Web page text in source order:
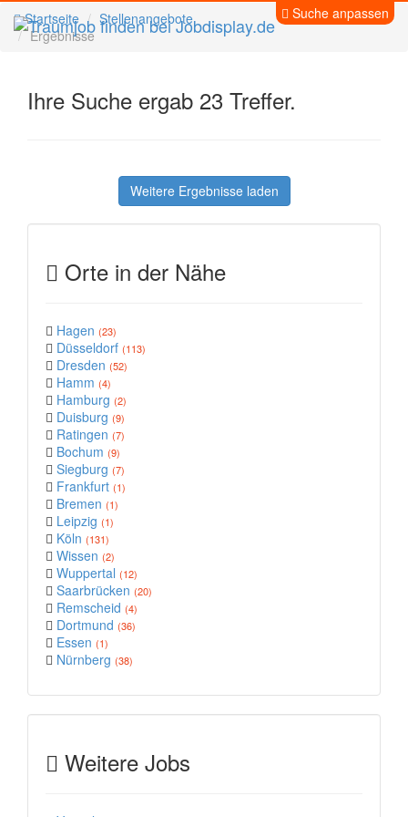
Suche anpassen
Startseite
Stellenangebote
Ergebnisse
Ihre Suche ergab 23 Treffer.
Weitere Ergebnisse laden
Orte in der Nähe
Hagen (23)
Düsseldorf (113)
Dresden (52)
Hamm (4)
Hamburg (2)
Duisburg (9)
Ratingen (7)
Bochum (9)
Siegburg (7)
Frankfurt (1)
Bremen (1)
Leipzig (1)
Köln (131)
Wissen (2)
Wuppertal (12)
Saarbrücken (20)
Remscheid (4)
Dortmund (36)
Essen (1)
Nürnberg (38)
Weitere Jobs